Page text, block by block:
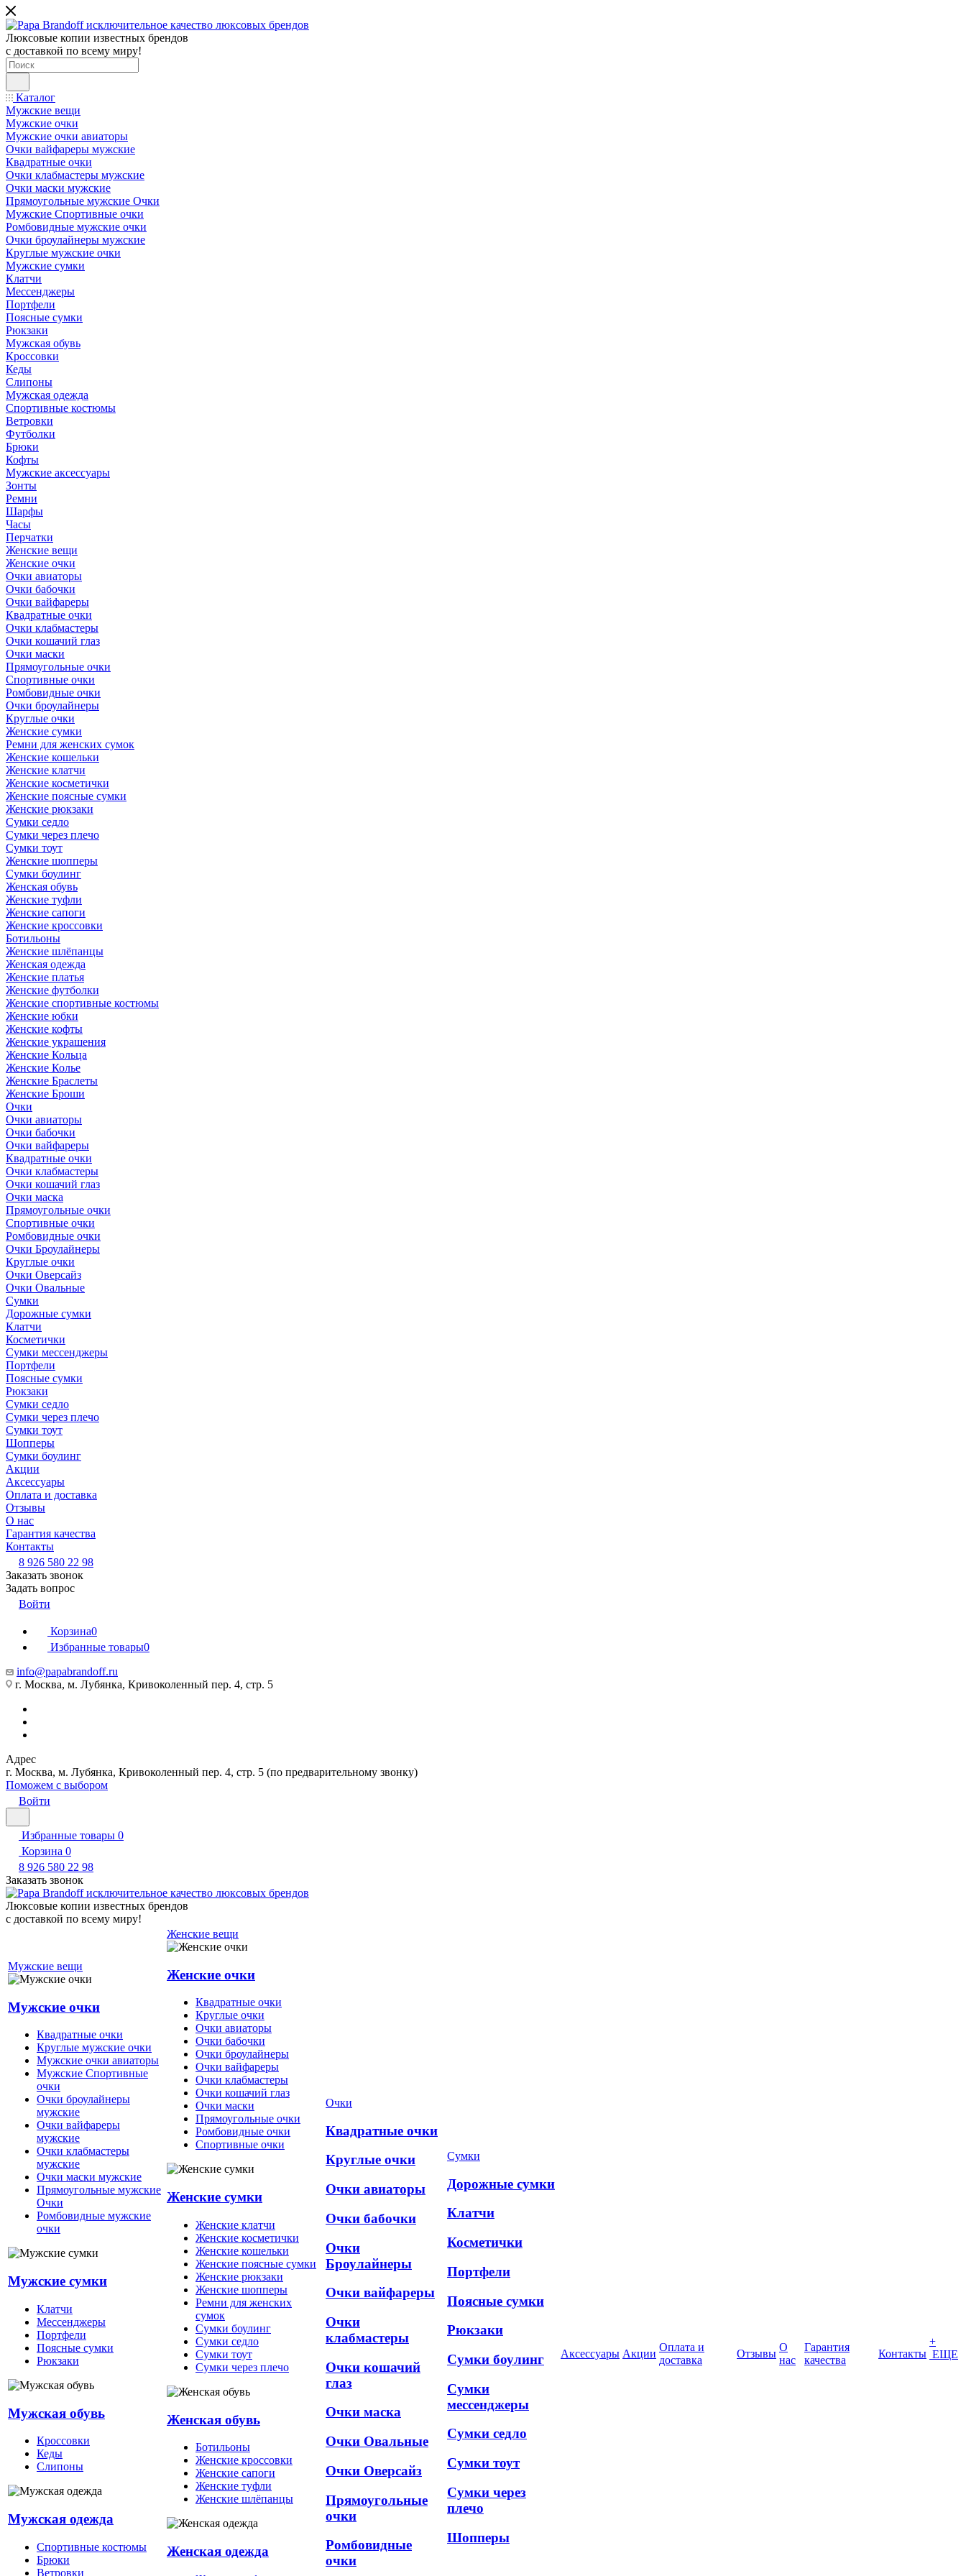
Люксовые копии известных брендов
с доставкой по всему миру!
Каталог
Мужские вещи
Мужские очки
Мужские очки авиаторы
Очки вайфареры мужские
Квадратные очки
Очки клабмастеры мужские
Очки маски мужские
Прямоугольные мужские Очки
Мужские Спортивные очки
Ромбовидные мужские очки
Очки броулайнеры мужские
Круглые мужские очки
Мужские сумки
Клатчи
Мессенджеры
Портфели
Поясные сумки
Рюкзаки
Мужская обувь
Кроссовки
Кеды
Слипоны
Мужская одежда
Спортивные костюмы
Ветровки
Футболки
Брюки
Кофты
Мужские аксессуары
Зонты
Ремни
Шарфы
Часы
Перчатки
Женские вещи
Женские очки
Очки авиаторы
Очки бабочки
Очки вайфареры
Квадратные очки
Очки клабмастеры
Очки кошачий глаз
Очки маски
Прямоугольные очки
Спортивные очки
Ромбовидные очки
Очки броулайнеры
Круглые очки
Женские сумки
Ремни для женских сумок
Женские кошельки
Женские клатчи
Женские косметички
Женские поясные сумки
Женские рюкзаки
Сумки седло
Сумки через плечо
Сумки тоут
Женские шопперы
Сумки боулинг
Женская обувь
Женские туфли
Женские сапоги
Женские кроссовки
Ботильоны
Женские шлёпанцы
Женская одежда
Женские платья
Женские футболки
Женские спортивные костюмы
Женские юбки
Женские кофты
Женские украшения
Женские Кольца
Женские Колье
Женские Браслеты
Женские Броши
Очки
Очки авиаторы
Очки бабочки
Очки вайфареры
Квадратные очки
Очки клабмастеры
Очки кошачий глаз
Очки маска
Прямоугольные очки
Спортивные очки
Ромбовидные очки
Очки Броулайнеры
Круглые очки
Очки Оверсайз
Очки Овальные
Сумки
Дорожные сумки
Клатчи
Косметички
Сумки мессенджеры
Портфели
Поясные сумки
Рюкзаки
Сумки седло
Сумки через плечо
Сумки тоут
Шопперы
Сумки боулинг
Акции
Аксессуары
Оплата и доставка
Отзывы
О нас
Гарантия качества
Контакты
8 926 580 22 98
Заказать звонок
Задать вопрос
Войти
Корзина0
Избранные товары0
info@papabrandoff.ru
г. Москва, м. Лубянка, Кривоколенный пер. 4, стр. 5
Адрес
г. Москва, м. Лубянка, Кривоколенный пер. 4, стр. 5 (по предварительному звонку)
Поможем с выбором
Войти
Избранные товары 0
Корзина 0
8 926 580 22 98
Заказать звонок
Люксовые копии известных брендов
с доставкой по всему миру!
Мужские вещи
Мужские очки
Квадратные очки
Круглые мужские очки
Мужские очки авиаторы
Мужские Спортивные
очки
Очки броулайнеры
мужские
Очки вайфареры
мужские
Очки клабмастеры
мужские
Очки маски мужские
Прямоугольные мужские
Очки
Ромбовидные мужские
очки
Мужские сумки
Клатчи
Мессенджеры
Портфели
Поясные сумки
Рюкзаки
Мужская обувь
Кроссовки
Кеды
Слипоны
Мужская одежда
Спортивные костюмы
Брюки
Ветровки
Женские вещи
Женские очки
Квадратные очки
Круглые очки
Очки авиаторы
Очки бабочки
Очки броулайнеры
Очки вайфареры
Очки клабмастеры
Очки кошачий глаз
Очки маски
Прямоугольные очки
Ромбовидные очки
Спортивные очки
Женские сумки
Женские клатчи
Женские косметички
Женские кошельки
Женские поясные сумки
Женские рюкзаки
Женские шопперы
Ремни для женских
сумок
Сумки боулинг
Сумки седло
Сумки тоут
Сумки через плечо
Женская обувь
Ботильоны
Женские кроссовки
Женские сапоги
Женские туфли
Женские шлёпанцы
Женская одежда
Очки
Квадратные очки
Круглые очки
Очки авиаторы
Очки бабочки
Очки
Броулайнеры
Очки вайфареры
Очки
клабмастеры
Очки кошачий
глаз
Очки маска
Очки Овальные
Очки Оверсайз
Прямоугольные
очки
Ромбовидные
очки
Сумки
Дорожные сумки
Клатчи
Косметички
Портфели
Поясные сумки
Рюкзаки
Сумки боулинг
Сумки
мессенджеры
Сумки седло
Сумки тоут
Сумки через
плечо
Шопперы
Аксессуары Акции
Оплата и
доставка
Отзывы
О
нас
Гарантия
качества
Контакты
+
ЕЩЕ